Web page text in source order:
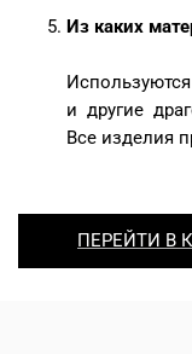
Из каких
и другие
Все изделия
ПЕРЕЙТИ В